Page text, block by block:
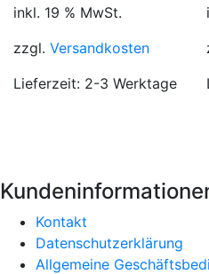
inkl. 19 % MwSt.
zzgl. Versandkosten
Lieferzeit: 2-3 Werktage
Kontakt
Datenschutzerklärung
Allgemeine